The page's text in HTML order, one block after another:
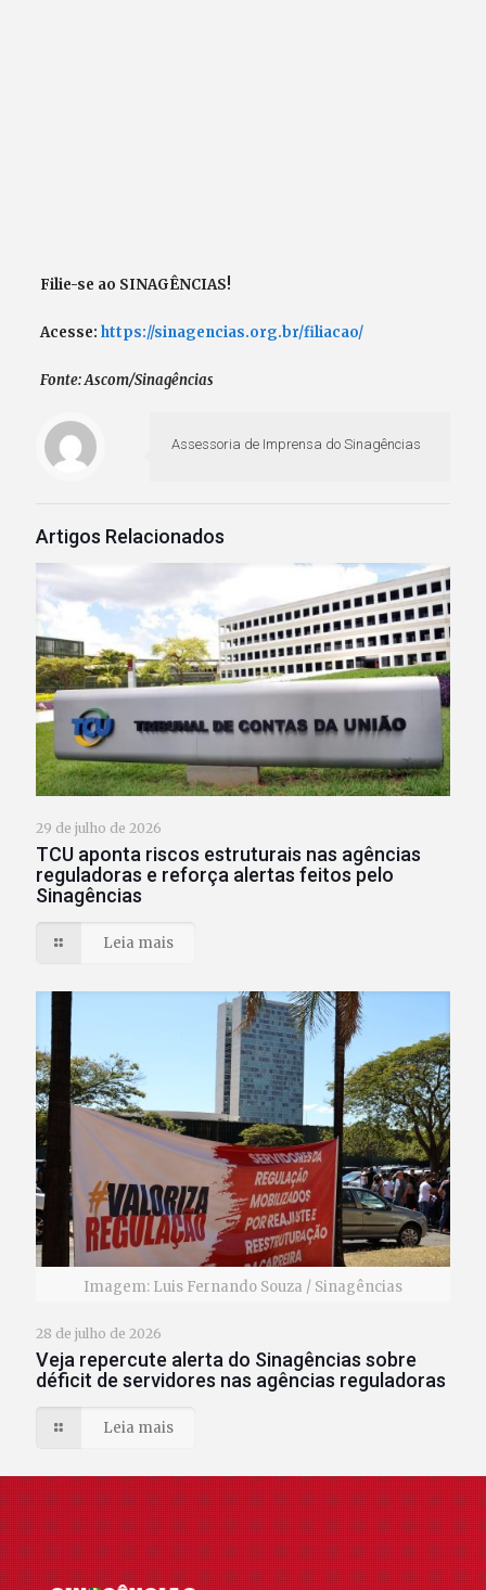
Filie-se ao SINAGÊNCIAS!
Acesse: https://sinagencias.org.br/filiacao/
Fonte: Ascom/Sinagências
Assessoria de Imprensa do Sinagências
Artigos Relacionados
29 de julho de 2026
TCU aponta riscos estruturais nas agências
reguladoras e reforça alertas feitos pelo
Sinagências
Leia mais
Imagem: Luis Fernando Souza / Sinagências
28 de julho de 2026
Veja repercute alerta do Sinagências sobre
déficit de servidores nas agências reguladoras
Leia mais